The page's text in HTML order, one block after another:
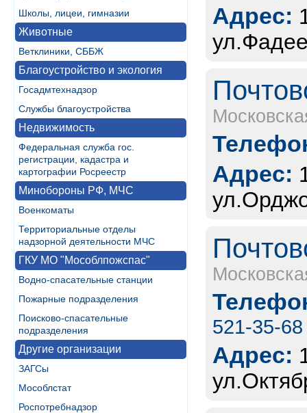
Школы, лицеи, гимназии
Животные
Ветклиники, СББЖ
Благоустройство и экология
Госадмтехнадзор
Службы благоустройства
Недвижимость
Федеральная служба гос.
регистрации, кадастра и
картографии Росреестр
Минобороны РФ, МЧС
Военкоматы
Территориальные отделы
надзорной деятельности МЧС
ГКУ МО "Мособлпожспас"
Водно-спасательные станции
Пожарные подразделения
Поисково-спасательные
подразделения
Другие организации
ЗАГСы
Мособлстат
Роспотребнадзор
Адрес:
Адрес:
521-35-68
Адрес: